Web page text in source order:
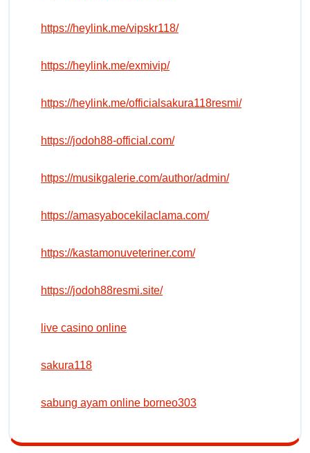
https://heylink.me/vipskr118/
https://heylink.me/exmivip/
https://heylink.me/officialsakura118resmi/
https://jodoh88-official.com/
https://musikgalerie.com/author/admin/
https://amasyabocekilaclama.com/
https://kastamonuveteriner.com/
https://jodoh88resmi.site/
live casino online
sakura118
sabung ayam online borneo303